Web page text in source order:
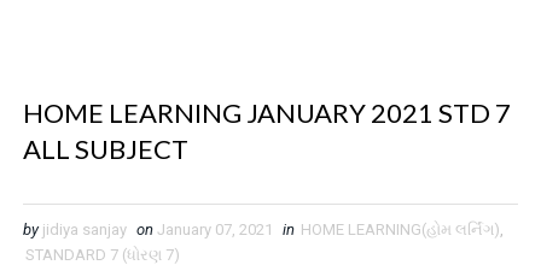
HOME LEARNING JANUARY 2021 STD 7
ALL SUBJECT
by jidiya sanjay on January 07, 2021 in HOME LEARNING(હોમ લર્નિંગ),
STANDARD 7 (ધોરણ 7)